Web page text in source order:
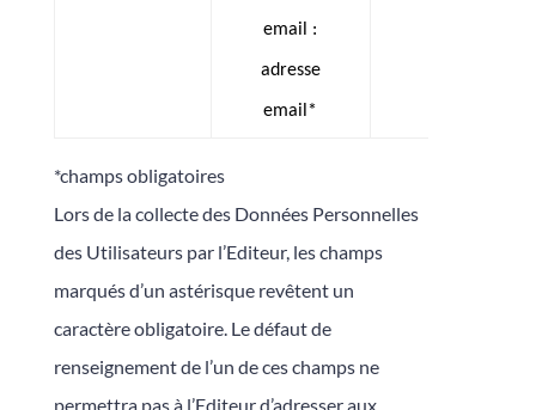
email :
adresse
email*
*champs obligatoires
Lors de la collecte des Données Personnelles
des Utilisateurs par l’Editeur, les champs
marqués d’un astérisque revêtent un
caractère obligatoire. Le défaut de
renseignement de l’un de ces champs ne
permettra pas à l’Editeur d’adresser aux